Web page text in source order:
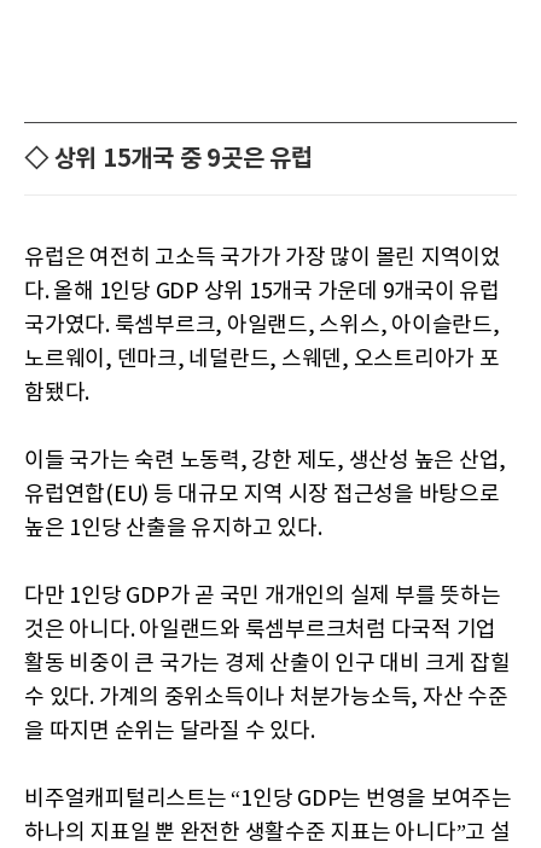
◇ 상위 15개국 중 9곳은 유럽
유럽은 여전히 고소득 국가가 가장 많이 몰린 지역이었
다. 올해 1인당 GDP 상위 15개국 가운데 9개국이 유럽
국가였다. 룩셈부르크, 아일랜드, 스위스, 아이슬란드,
노르웨이, 덴마크, 네덜란드, 스웨덴, 오스트리아가 포
함됐다.
이들 국가는 숙련 노동력, 강한 제도, 생산성 높은 산업,
유럽연합(EU) 등 대규모 지역 시장 접근성을 바탕으로
높은 1인당 산출을 유지하고 있다.
다만 1인당 GDP가 곧 국민 개개인의 실제 부를 뜻하는
것은 아니다. 아일랜드와 룩셈부르크처럼 다국적 기업
활동 비중이 큰 국가는 경제 산출이 인구 대비 크게 잡힐
수 있다. 가계의 중위소득이나 처분가능소득, 자산 수준
을 따지면 순위는 달라질 수 있다.
비주얼캐피털리스트는 “1인당 GDP는 번영을 보여주는
하나의 지표일 뿐 완전한 생활수준 지표는 아니다”고 설